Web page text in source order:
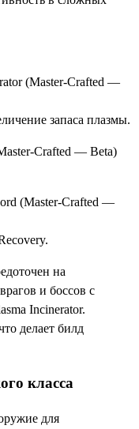
(Master-Crafted —
запаса плазмы.
Crafted — Beta)
(Master-Crafted —
на
и боссов с
Incinerator.
делает билд
класса
для